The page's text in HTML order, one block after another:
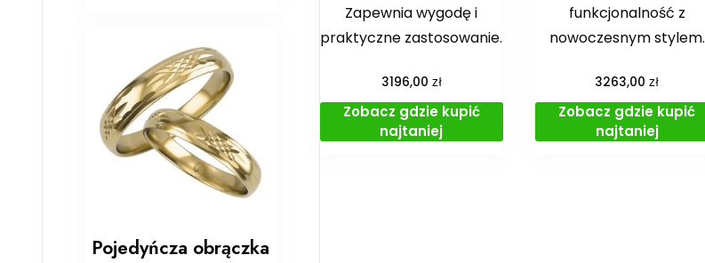
Zapewnia wygodę i
praktyczne zastosowanie.
3196,00 zł
Zobacz gdzie kupić
najtaniej
funkcjonalność z
nowoczesnym stylem.
3263,00zł
Zobacz gdzie kupić
najtaniej
Pojedyńcza obrączka